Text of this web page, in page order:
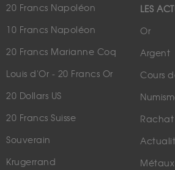
20 Francs Napoléon
10 Francs Napoléon
20 Francs Marianne Coq
Louis d'Or - 20 Francs Or
20 Dollars US
20 Francs Suisse
Souverain
Krugerrand
LES
Or
Argent
Cours